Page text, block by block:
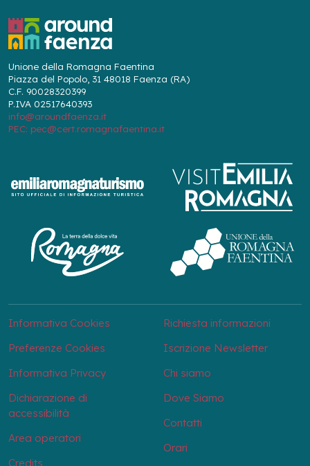
Unione della Romagna Faentina
Piazza del Popolo, 31 48018 Faenza (RA)
C.F. 90028320399
P.IVA 02517640393
info@aroundfaenza.it
PEC: pec@cert.romagnafaentina.it
Informativa Cookies
Preferenze Cookies
Informativa Privacy
Dichiarazione di
accessibilità
Area operatori
Credits
Richiesta informazioni
Iscrizione Newsletter
Chi siamo
Dove Siamo
Contatti
Orari